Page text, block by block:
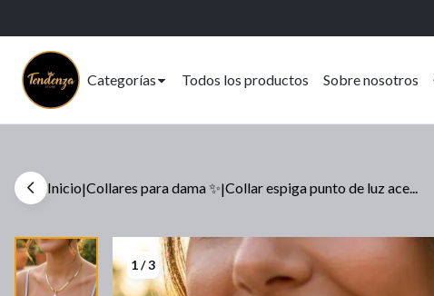
Categorías Todos los productos Sobre nosotros
Inicio|Collares para dama ✨|Collar espiga punto de luz ace...
1/3